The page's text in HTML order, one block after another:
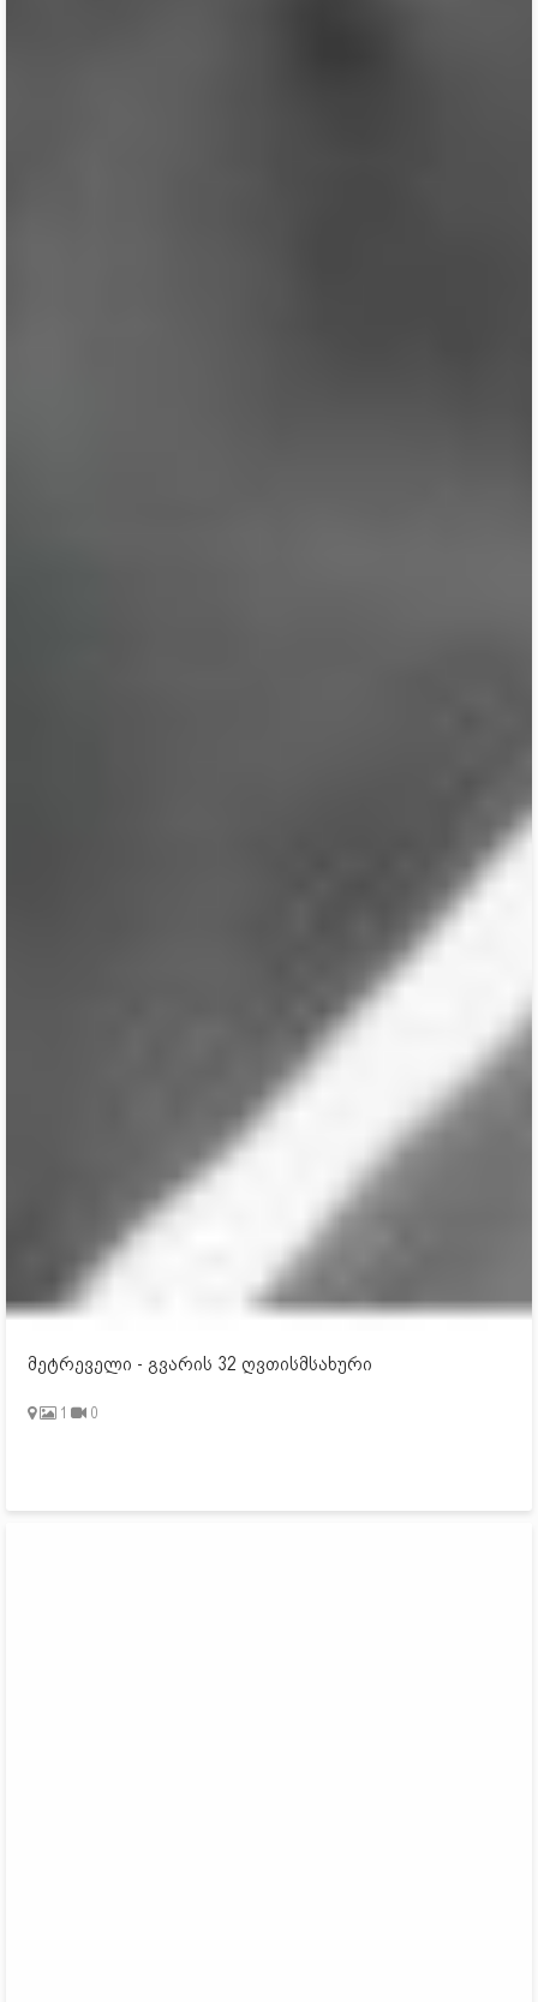
მეტრეველი - გვარის 32 ღვთისმსახური
1 0